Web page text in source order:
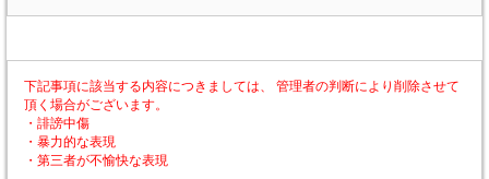
下記事項に該当する内容につきましては、 管理者の判断により削除させて
頂く場合がございます。
・誹謗中傷
・暴力的な表現
・第三者が不愉快な表現